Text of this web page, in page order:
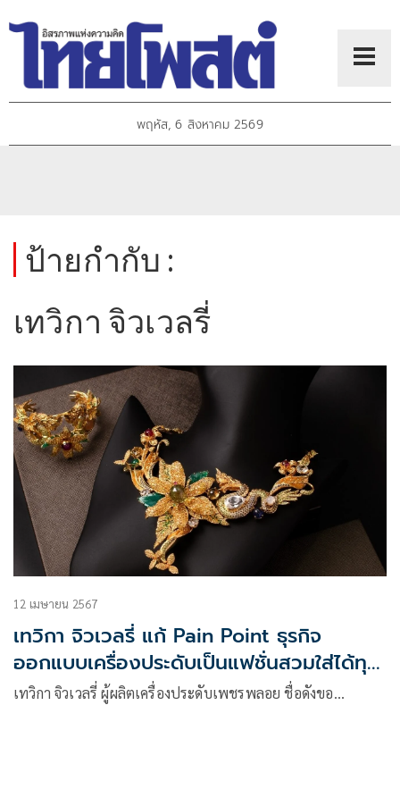
พฤหัส, 6 สิงหาคม 2569
ป้ายกำกับ :
เทวิกา จิวเวลรี่
12 เมษายน 2567
เทวิกา จิวเวลรี่ แก้ Pain Point ธุรกิจ
ออกแบบเครื่องประดับเป็นแฟชั่นสวมใส่ได้ทุก
วัน
เทวิกา จิวเวลรี่ ผู้ผลิตเครื่องประดับเพชรพลอย ชื่อดังขอ…